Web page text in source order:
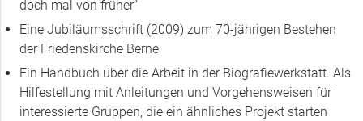
doch mal von früher“
Eine Jubiläumsschrift (2009) zum 70-jährigen Bestehen
der Friedenskirche Berne
Ein Handbuch über die Arbeit in der Biografiewerkstatt. Als
Hilfestellung mit Anleitungen und Vorgehensweisen für
interessierte Gruppen, die ein ähnliches Projekt starten